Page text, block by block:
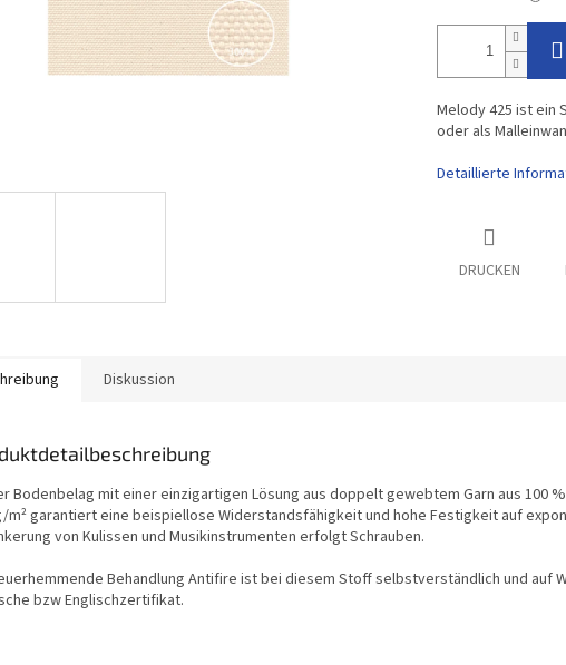
Melody 425 ist ein
oder als
Detaillierte
DRUCKEN
Diskussion
Bodenbelag mit einer einzigartigen Lösung aus doppelt gewebtem Garn aus 100
m² garantiert eine beispiellose Widerstandsfähigkeit und hohe Festigkeit auf
von Kulissen und Musikinstrumenten erfolgt Schrauben.
Behandlung Antifire ist bei diesem Stoff selbstverständlich und auf
bzw Englischzertifikat.